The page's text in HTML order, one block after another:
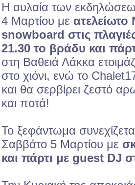
Η αυλαία των
4 Μαρτίου με
snowboard στις
21.30 το βράδυ και
στη Βαθειά Λάκκα
στο χιόνι, ενώ το
και θα σερβίρει ζεστό
και ποτά!
Το ξεφάντωμα
Σαββάτο 5 Μαρτίου με
και πάρτι με guest DJ